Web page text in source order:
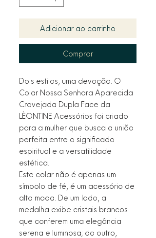
Adicionar ao carrinho
Comprar
Dois estilos, uma devoção. O
Colar Nossa Senhora Aparecida
Cravejada Dupla Face da
LÈONTINE Acessórios foi criado
para a mulher que busca a união
perfeita entre o significado
espiritual e a versatilidade
estética.
Este colar não é apenas um
símbolo de fé, é um acessório de
alta moda. De um lado, a
medalha exibe cristais brancos
que conferem uma elegância
serena e luminosa; do outro,